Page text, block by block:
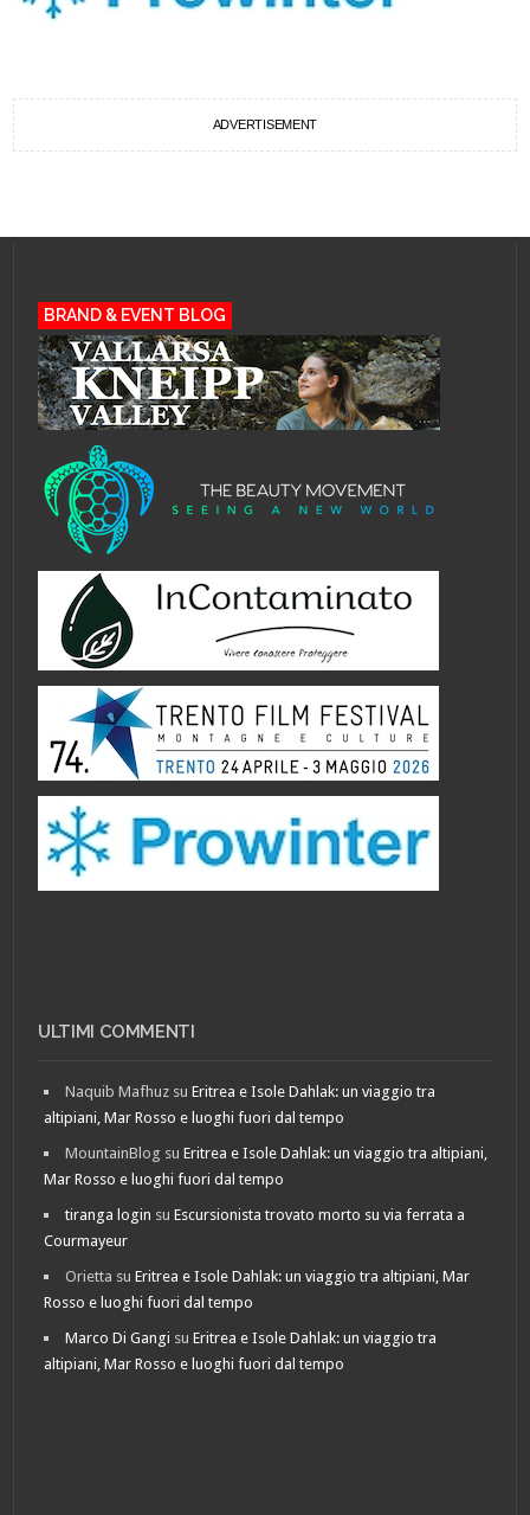
ADVERTISEMENT
BRAND & EVENT BLOG
ULTIMI COMMENTI
Naquib Mafhuz suEritrea e Isole Dahlak: un viaggio tra
altipiani, Mar Rosso e luoghi fuori dal tempo
MountainBlog suEritrea e Isole Dahlak: un viaggio tra altipiani,
Mar Rosso e luoghi fuori dal tempo
tiranga login suEscursionista trovato morto su via ferrata a
Courmayeur
Orietta suEritrea e Isole Dahlak: un viaggio tra altipiani, Mar
Rosso e luoghi fuori dal tempo
Marco Di Gangi suEritrea e Isole Dahlak: un viaggio tra
altipiani, Mar Rosso e luoghi fuori dal tempo